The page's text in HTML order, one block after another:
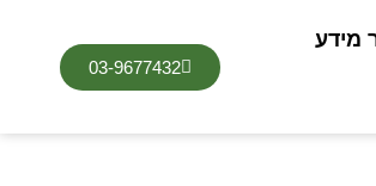
מידע
03-9677432